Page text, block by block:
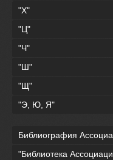
"Х"
"Ц"
"Ч"
"Ш"
"Щ"
"Э, Ю, Я"
Библиография
"Библиотека